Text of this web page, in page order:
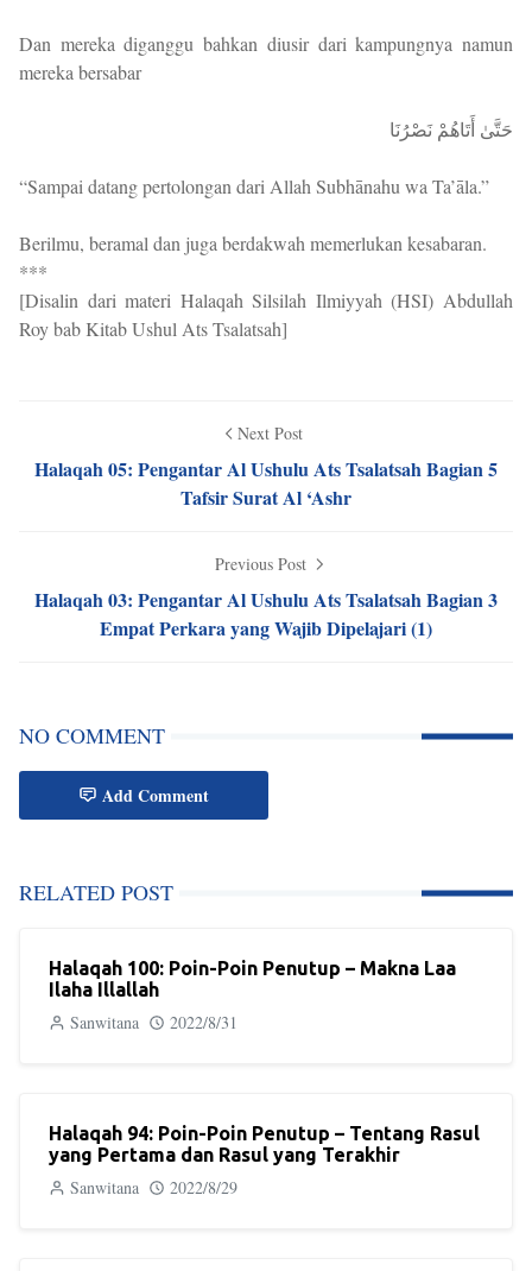
Dan mereka diganggu bahkan diusir dari kampungnya namun
mereka bersabar
حَتَّىٰ أَتَاهُمْ نَصْرُنَا
“Sampai datang pertolongan dari Allah Subhānahu wa Ta’āla.”
Berilmu, beramal dan juga berdakwah memerlukan kesabaran.
***
[Disalin dari materi Halaqah Silsilah Ilmiyyah (HSI) Abdullah
Roy bab Kitab Ushul Ats Tsalatsah]
Next Post
Halaqah 05: Pengantar Al Ushulu Ats Tsalatsah Bagian 5
Tafsir Surat Al ‘Ashr
Previous Post
Halaqah 03: Pengantar Al Ushulu Ats Tsalatsah Bagian 3
Empat Perkara yang Wajib Dipelajari (1)
NO COMMENT
Add Comment
RELATED POST
Halaqah 100: Poin-Poin Penutup – Makna Laa
Ilaha Illallah
Sanwitana 2022/8/31
Halaqah 94: Poin-Poin Penutup – Tentang Rasul
yang Pertama dan Rasul yang Terakhir
Sanwitana 2022/8/29